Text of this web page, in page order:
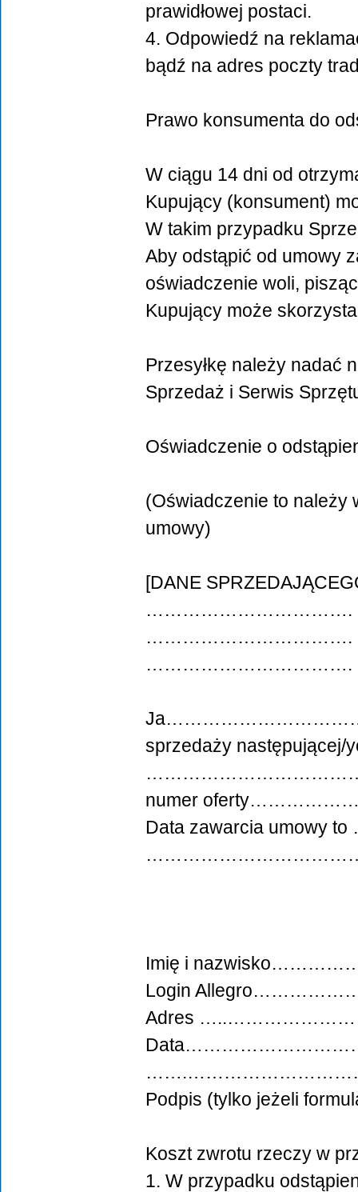
prawidłowej postaci.
4. Odpowiedź na
bądź na adres poczty
Prawo konsumenta do
W ciągu 14 dni od
Kupujący (konsument)
W takim przypadku
Aby odstąpić od umowy
oświadczenie woli,
Kupujący może
Przesyłkę należy nadać
Sprzedaż i Serwis
Oświadczenie o
(Oświadczenie to należy
umowy)
[DANE
…………………………….
…………………………….
…………………………….
sprzedaży
numer
Data zawarcia
Imię i
Login
Adres
Podpis (tylko jeżeli
Koszt zwrotu rzeczy w
1. W przypadku